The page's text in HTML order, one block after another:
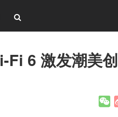
Fi 6 激发潮美创